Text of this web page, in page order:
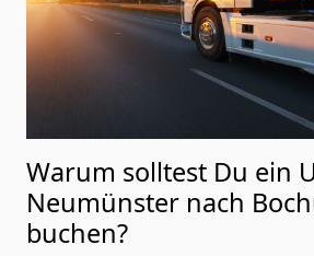
Warum solltest Du ein
Neumünster nach
buchen?